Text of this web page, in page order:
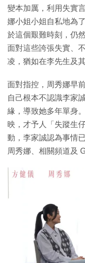
變本加厲，利用失實
娜小姐小姐自私地為
於這個艱難時刻，仍
面對這些誇張失實、
凌，猶如在李先生及
面對指控，周秀娜早
自己根本不認識李家
緣，導致她多年單身
映，才予人「失蹤生
動，李家誠認為事情
周秀娜、相關頻道及